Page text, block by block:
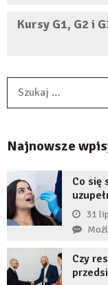
Kursy G1, G2 i
Najnowsze
Co się
31
Czy